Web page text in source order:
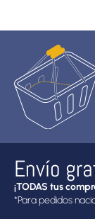
Envío
¡TODAS tus
*Para pedidos